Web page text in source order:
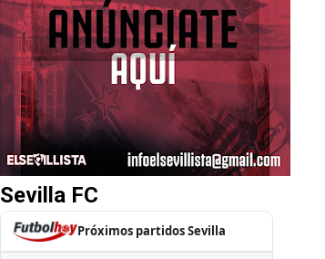
Sevilla FC